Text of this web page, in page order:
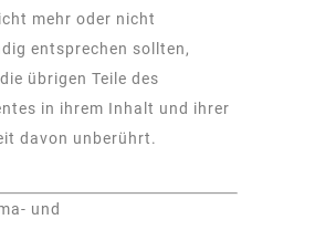
mehr oder nicht
entsprechen sollten,
übrigen Teile des
in ihrem Inhalt und ihrer
davon unberührt.
und